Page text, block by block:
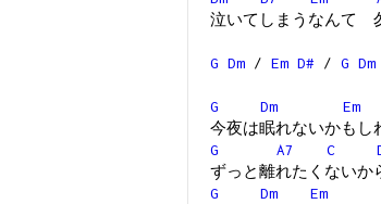
泣いてしまうなんて
G Dm / Em D# / G Dm
G Dm Em
今夜は眠れないかもし
G
A7 C
ずっと離れたくないか
G
Dm Em